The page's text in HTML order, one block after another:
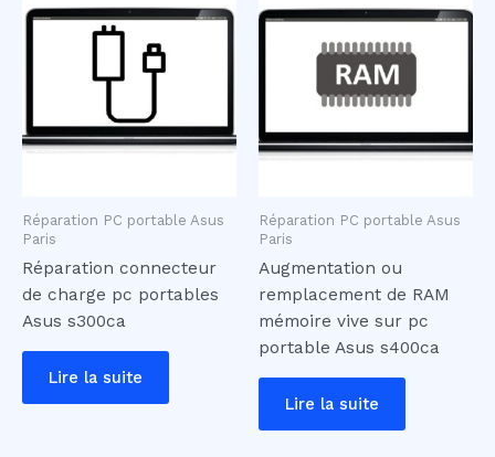
Réparation PC portable Asus
Paris
Réparation connecteur
de charge pc portables
Asus s300ca
Lire la suite
Réparation PC portable Asus
Paris
Augmentation ou
remplacement de RAM
mémoire vive sur pc
portable Asus s400ca
Lire la suite